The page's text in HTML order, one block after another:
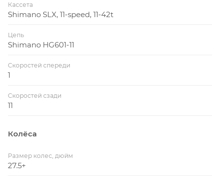
Кассета
Shimano SLX, 11-speed, 11-42t
Цепь
Shimano HG601-11
Скоростей спереди
1
Скоростей сзади
11
Колёса
Размер колес, дюйм
27.5+